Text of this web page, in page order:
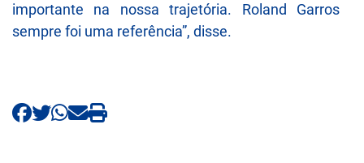
importante na nossa trajetória. Roland Garros
sempre foi uma referência”, disse.